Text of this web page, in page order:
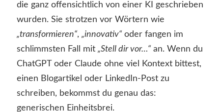
die ganz offensichtlich von einer KI geschrieben
wurden. Sie strotzen vor Wörtern wie
„transformieren“, „innovativ“oder fangen im
schlimmsten Fall mit „Stell dir vor…“an. Wenn du
ChatGPT oder Claude ohne viel Kontext bittest,
einen Blogartikel oder LinkedIn-Post zu
schreiben, bekommst du genau das:
generischen Einheitsbrei.